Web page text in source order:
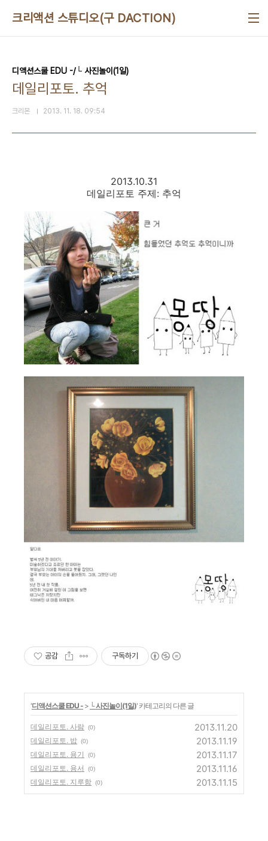
크리액션 스튜디오(구 DACTION)
디액션스쿨 EDU -/└ 사진놀이(1일)
데일리포토. 추억
크리몬 2013. 11. 18. 09:54
2013.10.31
데일리포토 주제: 추억
공감 구독하기
'디액션스쿨 EDU - > └ 사진놀이(1일)' 카테고리의 다른 글
데일리포토. 사람 (0) 2013.11.20
데일리포토. 밥 (0) 2013.11.19
데일리포토. 용기 (0) 2013.11.17
데일리포토. 용서 (0) 2013.11.16
데일리포토. 지루함 (0) 2013.11.15